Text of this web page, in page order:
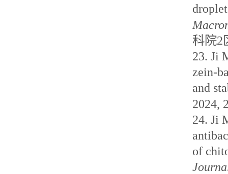
科院2
23. Ji
zein-
and
2024,
24. Ji
of